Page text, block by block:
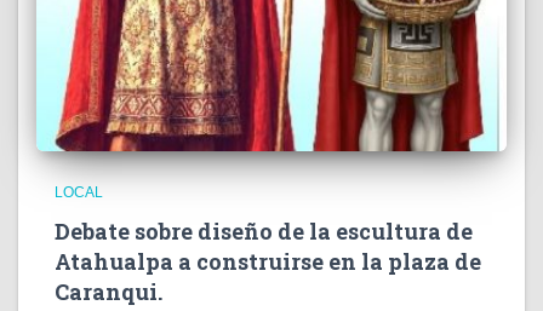
LOCAL
Debate sobre diseño de la escultura de
Atahualpa a construirse en la plaza de
Caranqui.